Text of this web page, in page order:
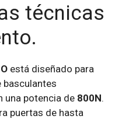
técnicas
está diseñado para
una potencia de 800N.
puertas de hasta